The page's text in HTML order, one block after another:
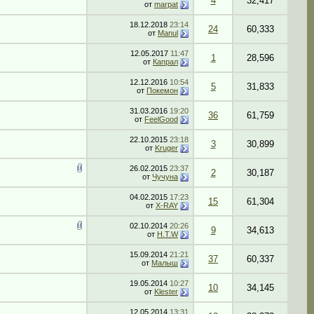
от marpat
18.12.2018 23:14
от Manul 24 60,333
12.05.2017 11:47
от Капрал 1 28,596
12.12.2016 10:54
от Покемон 5 31,833
31.03.2016 19:20
от FeelGood 36 61,759
22.10.2015 23:18
от Kruger 3 30,899
26.02.2015 23:37
от Чучуна 2 30,187
04.02.2015 17:23
от X-RAY 15 61,304
02.10.2014 20:26
от H.T.W 9 34,613
15.09.2014 21:21
от Малыш 37 60,337
19.05.2014 10:27
от Klester 10 34,145
12.05.2014 13:31